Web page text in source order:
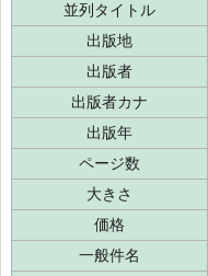
並列タイトル
出版地
出版者
出版者カナ
出版年
ページ数
大きさ
価格
一般件名